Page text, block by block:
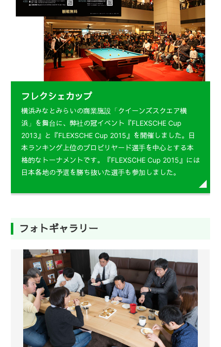
フレクシェカップ
横浜みなとみらいの商業施設「クイーンズスクエア横
浜」を舞台に、弊社の冠イベント『FLEXSCHE Cup
2013』と『FLEXSCHE Cup 2015』を開催しました。日
本ランキング上位のプロビリヤード選手を中心とする本
格的なトーナメントです。『FLEXSCHE Cup 2015』には
日本各地の予選を勝ち抜いた選手も参加しました。
フォトギャラリー